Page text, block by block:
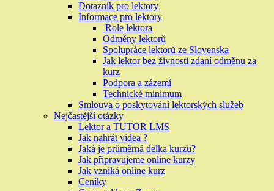
Dotazník pro lektory
Informace pro lektory
Role lektora
Odměny lektorů
Spolupráce lektorů ze Slovenska
Jak lektor bez živnosti zdaní odměnu za
kurz
Podpora a zázemí
Technické minimum
Smlouva o poskytování lektorských služeb
Nejčastější otázky
Lektor a TUTOR LMS
Jak nahrát videa ?
Jaká je průměrná délka kurzů?
Jak připravujeme online kurzy
Jak vzniká online kurz
Ceníky